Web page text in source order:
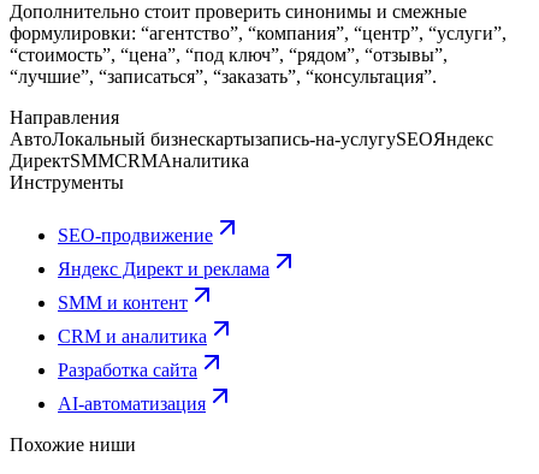
Дополнительно стоит проверить синонимы и смежные
формулировки: “агентство”, “компания”, “центр”, “услуги”,
“стоимость”, “цена”, “под ключ”, “рядом”, “отзывы”,
“лучшие”, “записаться”, “заказать”, “консультация”.
Направления
АвтоЛокальный бизнескартызапись-на-услугуSEOЯндекс
ДиректSMMCRMАналитика
Инструменты
SEO-продвижение
Яндекс Директ и реклама
SMM и контент
CRM и аналитика
Разработка сайта
AI-автоматизация
Похожие ниши